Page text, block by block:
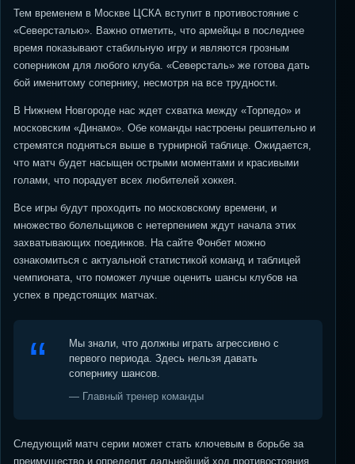
Тем временем в Москве ЦСКА вступит в противостояние с
«Северсталью». Важно отметить, что армейцы в последнее
время показывают стабильную игру и являются грозным
соперником для любого клуба. «Северсталь» же готова дать
бой именитому сопернику, несмотря на все трудности.
В Нижнем Новгороде нас ждет схватка между «Торпедо» и
московским «Динамо». Обе команды настроены решительно и
стремятся подняться выше в турнирной таблице. Ожидается,
что матч будет насыщен острыми моментами и красивыми
голами, что порадует всех любителей хоккея.
Все игры будут проходить по московскому времени, и
множество болельщиков с нетерпением ждут начала этих
захватывающих поединков. На сайте Фонбет можно
ознакомиться с актуальной статистикой команд и таблицей
чемпионата, что поможет лучше оценить шансы клубов на
успех в предстоящих матчах.
Мы знали, что должны играть агрессивно с
первого периода. Здесь нельзя давать
сопернику шансов.
— Главный тренер команды
Следующий матч серии может стать ключевым в борьбе за
преимущество и определит дальнейший ход противостояния.